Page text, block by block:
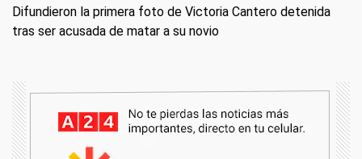
Difundieron la primera foto de Victoria Cantero detenida
tras ser acusada de matar a su novio